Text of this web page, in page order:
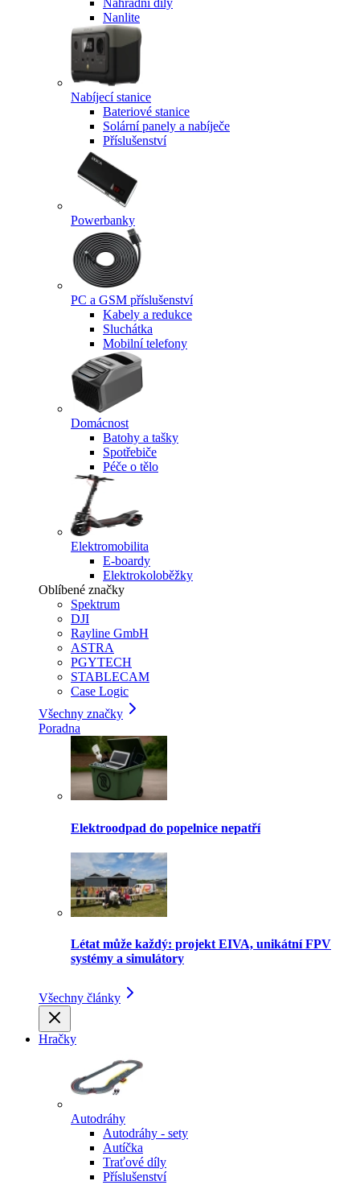
Náhradní díly
Nanlite
Nabíjecí stanice
Bateriové stanice
Solární panely a nabíječe
Příslušenství
Powerbanky
PC a GSM příslušenství
Kabely a redukce
Sluchátka
Mobilní telefony
Domácnost
Batohy a tašky
Spotřebiče
Péče o tělo
Elektromobilita
E-boardy
Elektrokoloběžky
Oblíbené značky
Spektrum
DJI
Rayline GmbH
ASTRA
PGYTECH
STABLECAM
Case Logic
Všechny značky
Poradna
Elektroodpad do popelnice nepatří
Létat může každý: projekt EIVA, unikátní FPV
systémy a simulátory
Všechny články
Hračky
Autodráhy
Autodráhy - sety
Autíčka
Traťové díly
Příslušenství